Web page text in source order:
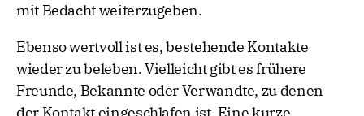
mit Bedacht weiterzugeben.
Ebenso wertvoll ist es, bestehende Kontakte
wieder zu beleben. Vielleicht gibt es frühere
Freunde, Bekannte oder Verwandte, zu denen